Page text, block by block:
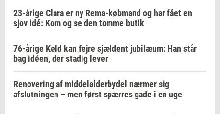
23-årige Clara er ny Rema-købmand og har fået en
sjov idé: Kom og se den tomme butik
76-årige Keld kan fejre sjældent jubilæum: Han står
bag idéen, der stadig lever
Renovering af middelalderbydel nærmer sig
afslutningen – men først spærres gade i en uge